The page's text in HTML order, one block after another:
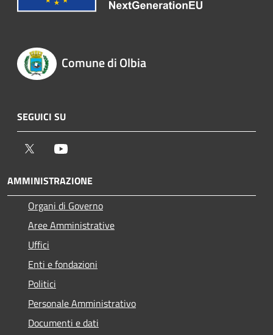
Comune di Olbia
SEGUICI SU
Twitter
AMMINISTRAZIONE
Organi di Governo
Aree Amministrative
Uffici
Enti e fondazioni
Politici
Personale Amministrativo
Documenti e dati